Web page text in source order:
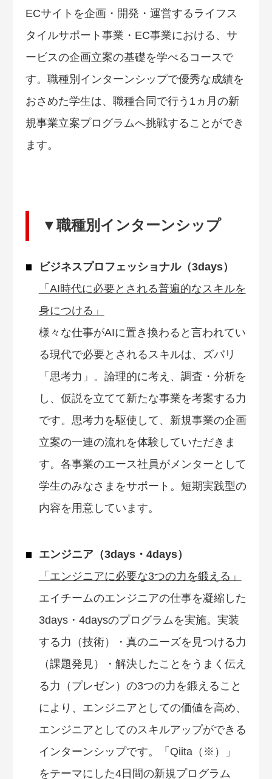
ECサイトを企画・開発・運営するライフス
タイルサポート事業・EC事業における、サ
ービスの企画立案の基礎を学べるコースで
す。職種別インターンシップで優秀な成績を
おさめた学生は、職種合同で行う1ヵ月の新
規事業立案プログラムへ挑戦することができ
ます。
▼職種別インターンシップ
ビジネスプロフェッショナル（3days）
「AI時代に必要とされる普遍的なスキルを
身につける」
様々な仕事がAIに置き換わると言われてい
る現代で必要とされるスキルは、ズバリ
「思考力」。論理的に考え、調査・分析を
し、仮説を立てて新たな事業を考案する力
です。思考力を駆使して、新規事業の企画
立案の一連の流れを体験していただきま
す。各事業のエース社員がメンターとして
学生のみなさまをサポート。短期実践型の
内容を用意しています。
エンジニア（3days・4days）
「エンジニアに必要な3つの力を鍛える」
エイチームのエンジニアの仕事を凝縮した
3days・4daysのプログラムを実施。実装
する力（技術）・真のニーズを見つける力
（課題発見）・解決したことをうまく伝え
る力（プレゼン）の3つの力を鍛えること
により、エンジニアとしての価値を高め、
エンジニアとしてのスキルアップができる
インターンシップです。「Qiita（※）」
をテーマにした4日間の新規プログラム